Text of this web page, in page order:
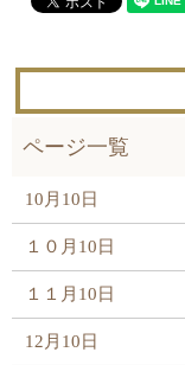
10月10日
１０月10日
１１月10日
12月10日